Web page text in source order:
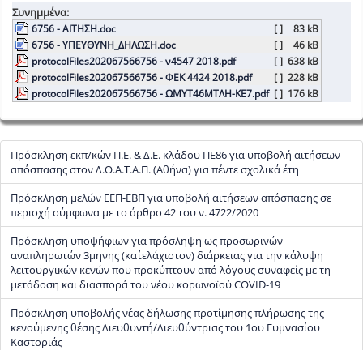
Συνημμένα:
6756 - ΑΙΤΗΣΗ.doc [ ]
83 kB
6756 - ΥΠΕΥΘΥΝΗ_ΔΗΛΩΣΗ.doc
[ ]
46 kB
protocolFiles202067566756 - ν4547 2018.pdf
[ ] 638 kB
protocolFiles202067566756 - ΦΕΚ 4424 2018.pdf
[ ] 228 kB
protocolFiles202067566756 - ΩΜΥΤ46ΜΤΛΗ-ΚΕ7.pdf [ ] 176 kB
Πρόσκληση εκπ/κών Π.E. & Δ.Ε. κλάδου ΠΕ86 για υποβολή αιτήσεων
απόσπασης στον Δ.Ο.Α.Τ.Α.Π. (Αθήνα) για πέντε σχολικά έτη
Πρόσκληση μελών ΕΕΠ-ΕΒΠ για υποβολή αιτήσεων απόσπασης σε
περιοχή σύμφωνα με το άρθρο 42 του ν. 4722/2020
Πρόσκληση υποψήφιων για πρόσληψη ως προσωρινών
αναπληρωτών 3μηνης (κατ΄ελάχιστον) διάρκειας για την κάλυψη
λειτουργικών κενών που προκύπτουν από λόγους συναφείς με τη
μετάδοση και διασπορά του νέου κορωνοϊού COVID-19
Πρόσκληση υποβολής νέας δήλωσης προτίμησης πλήρωσης της
κενούμενης θέσης Διευθυντή/Διευθύντριας του 1ου Γυμνασίου
Καστοριάς